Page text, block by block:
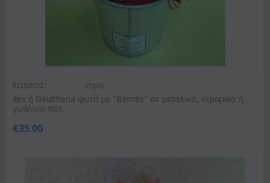
ΚΩΔΙΚΟΣ: chpl6
Ilex ή Gaultheria φυτό με "Berries" σε μεταλικό, κεραμικό ή
γυάλινο ποτ.
€35.00